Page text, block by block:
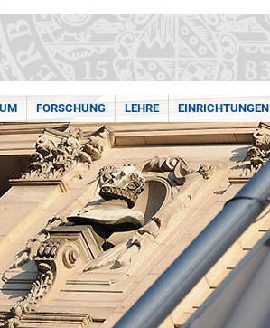
FORSCHUNG LEHRE EINRICHTUNGEN